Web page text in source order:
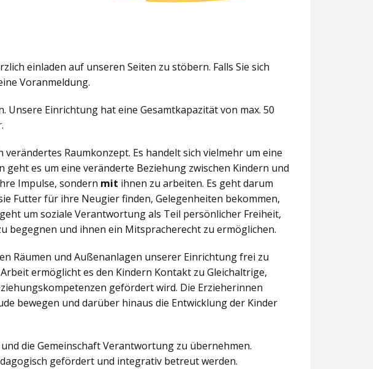
einladen auf unseren Seiten zu stöbern. Falls Sie sich
Voranmeldung.
Unsere Einrichtung hat eine Gesamtkapazität von max. 50
Raumkonzept. Es handelt sich vielmehr um eine
es um eine veränderte Beziehung zwischen Kindern und
Impulse, sondern mit ihnen zu arbeiten. Es geht darum
Futter für ihre Neugier finden, Gelegenheiten bekommen,
um soziale Verantwortung als Teil persönlicher Freiheit,
begegnen und ihnen ein Mitspracherecht zu ermöglichen.
Räumen und Außenanlagen unserer Einrichtung frei zu
ermöglicht es den Kindern Kontakt zu Gleichaltrige,
gefördert wird. Die Erzieherinnen
bewegen und darüber hinaus die Entwicklung der Kinder
die Gemeinschaft Verantwortung zu übernehmen.
gefördert und integrativ betreut werden.